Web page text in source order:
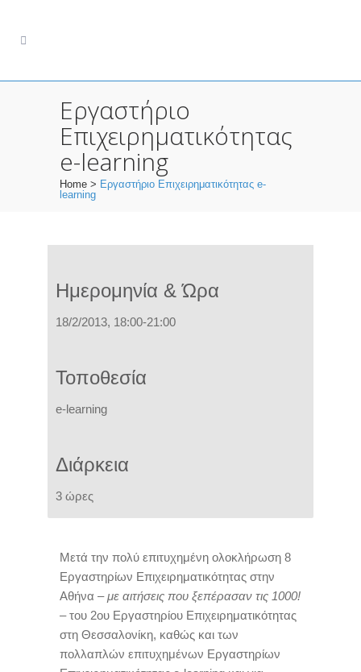
Εργαστήριο
Επιχειρηματικότητας
e-learning
Home > Εργαστήριο Επιχειρηματικότητας e-
learning
Ημερομηνία & Ώρα
18/2/2013, 18:00-21:00
Τοποθεσία
e-learning
Διάρκεια
3 ώρες
Μετά την πολύ επιτυχημένη ολοκλήρωση 8
Εργαστηρίων Επιχειρηματικότητας στην
Αθήνα – με αιτήσεις που ξεπέρασαν τις 1000!
–του 2ου Εργαστηρίου Επιχειρηματικότητας
στη Θεσσαλονίκη, καθώς και των
πολλαπλών επιτυχημένων Εργαστηρίων